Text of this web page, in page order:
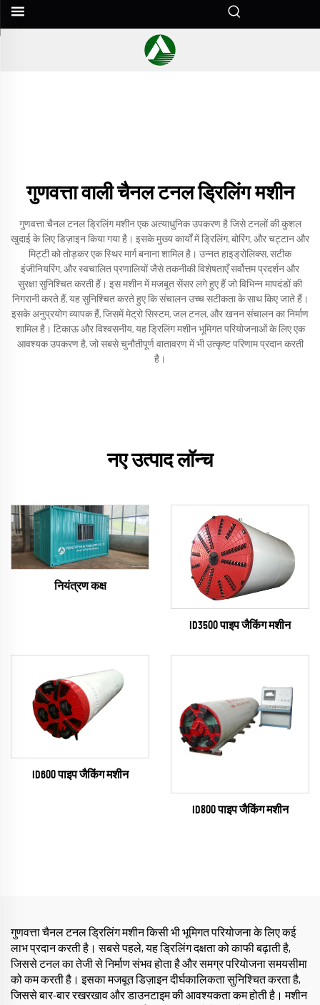
गुणवत्ता वाली चैनल टनल ड्रिलिंग मशीन
गुणवत्ता चैनल टनल ड्रिलिंग मशीन एक अत्याधुनिक उपकरण है जिसे टनलों की कुशल
खुदाई के लिए डिज़ाइन किया गया है। इसके मुख्य कार्यों में ड्रिलिंग, बोरिंग, और चट्टान और
मिट्टी को तोड़कर एक स्थिर मार्ग बनाना शामिल है। उन्नत हाइड्रोलिक्स, सटीक
इंजीनियरिंग, और स्वचालित प्रणालियों जैसे तकनीकी विशेषताएँ सर्वोत्तम प्रदर्शन और
सुरक्षा सुनिश्चित करती हैं। इस मशीन में मजबूत सेंसर लगे हुए हैं जो विभिन्न मापदंडों की
निगरानी करते हैं, यह सुनिश्चित करते हुए कि संचालन उच्च सटीकता के साथ किए जाते हैं।
इसके अनुप्रयोग व्यापक हैं, जिसमें मेट्रो सिस्टम, जल टनल, और खनन संचालन का निर्माण
शामिल है। टिकाऊ और विश्वसनीय, यह ड्रिलिंग मशीन भूमिगत परियोजनाओं के लिए एक
आवश्यक उपकरण है, जो सबसे चुनौतीपूर्ण वातावरण में भी उत्कृष्ट परिणाम प्रदान करती
है।
नए उत्पाद लॉन्च
नियंत्रण कक्ष
ID3500 पाइप जैकिंग मशीन
ID600 पाइप जैकिंग मशीन
ID800 पाइप जैकिंग मशीन
गुणवत्ता चैनल टनल ड्रिलिंग मशीन किसी भी भूमिगत परियोजना के लिए कई
लाभ प्रदान करती है। सबसे पहले, यह ड्रिलिंग दक्षता को काफी बढ़ाती है,
जिससे टनल का तेजी से निर्माण संभव होता है और समग्र परियोजना समयसीमा
को कम करती है। इसका मजबूत डिज़ाइन दीर्घकालिकता सुनिश्चित करता है,
जिससे बार-बार रखरखाव और डाउनटाइम की आवश्यकता कम होती है। मशीन